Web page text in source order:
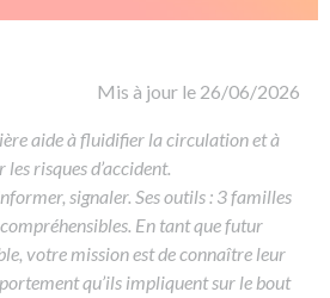
pro.
de la conduite
Mis à jour le 26/06/2026
aide à fluidifier la circulation et à
risques d’accident.
signaler. Ses outils : 3 familles
En tant que futur
votre mission est de connaître leur
qu’ils impliquent​ sur le bout